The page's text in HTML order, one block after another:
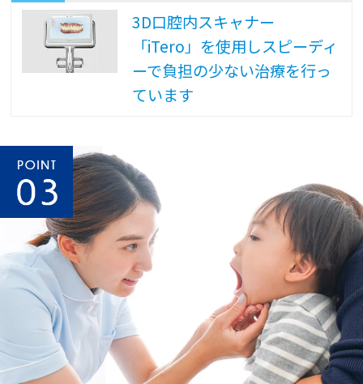
3D口腔内スキャナー
「iTero」を使用しスピーディ
ーで負担の少ない治療を行っ
ています